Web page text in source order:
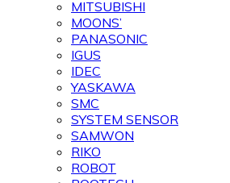
MITSUBISHI
MOONS’
PANASONIC
IGUS
IDEC
YASKAWA
SMC
SYSTEM SENSOR
SAMWON
RIKO
ROBOT